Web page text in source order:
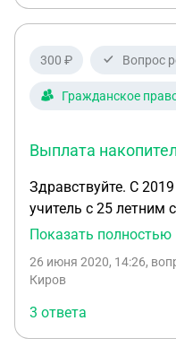
была напрямую
срок теперь
вместе
восстановоения
300 ₽ Вопрос
Гражданское
Выплата
Здравствуйте. С
учитель с 25 летним
день мне 48 лет. В
Было ли в практике
размере?. Сейчас
много лет. И буду
Показать полностью
26 июня 2020, 14:26,
Киров
3 ответа